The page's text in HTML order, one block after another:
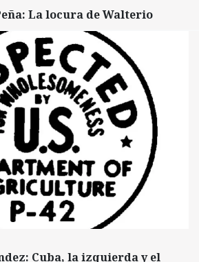
La locura de Walterio
Cuba, la izquierda y el